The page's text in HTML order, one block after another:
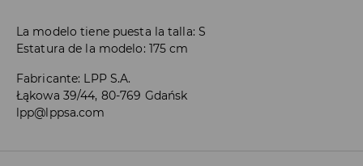
La modelo tiene puesta la talla: S
Estatura de la modelo: 175 cm
Fabricante: LPP S.A.
Łąkowa 39/44, 80-769 Gdańsk
lpp@lppsa.com